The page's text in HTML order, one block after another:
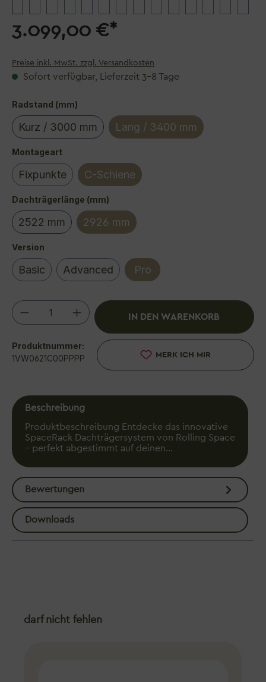
3.099,00 €*
Preise inkl. MwSt. zzgl. Versandkosten
Sofort verfügbar, Lieferzeit 3–8 Tage
Radstand (mm)
Kurz / 3000 mm(Diese Option ist zurzeit nicht verfügbar.)
Lang / 3400 mm
Montageartauswählen
Fixpunkte C-Schiene
Dachträgerlänge (mm)
2522 mm(Diese Option ist zurzeit nicht verfügbar.)
2926 mm
Version
Basic Advanced Pro
Produkt Anzahl: Gib den gewünschten
IN DEN WARENKORB
MERK ICH MIR
Produktnummer:
1VW0621C00PPPP
Beschreibung
Produktbeschreibung Entdecke das innovative
SpaceRack Dachträgersystem von Rolling Space
– perfekt abgestimmt auf deinen…
Bewertungen
Downloads
Produktgalerie überspringen
darf nicht fehlen